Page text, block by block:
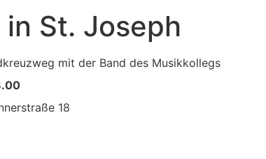
in St. Joseph
mit der Band des Musikkollegs
18